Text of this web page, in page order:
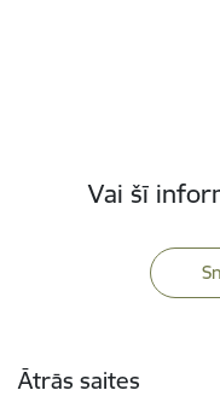
Vai šī
Ātrās saites